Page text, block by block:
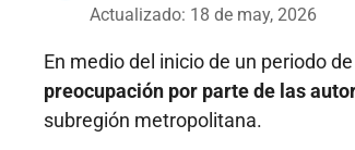
Actualizado: 18 de may, 2026
En medio del inicio de un periodo
preocupación por parte de las
subregión metropolitana.